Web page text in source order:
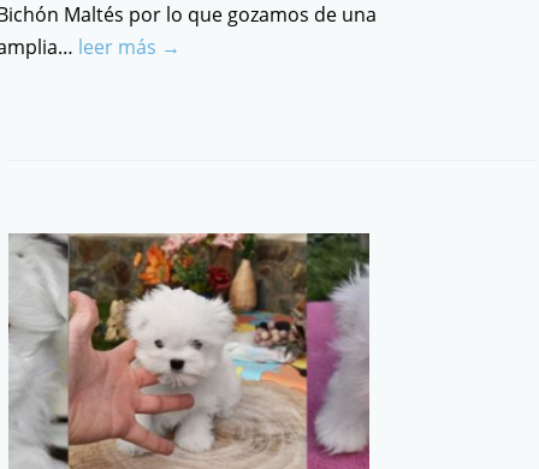
Maltés por lo que gozamos de una
leer más →